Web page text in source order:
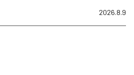
2026.8.9